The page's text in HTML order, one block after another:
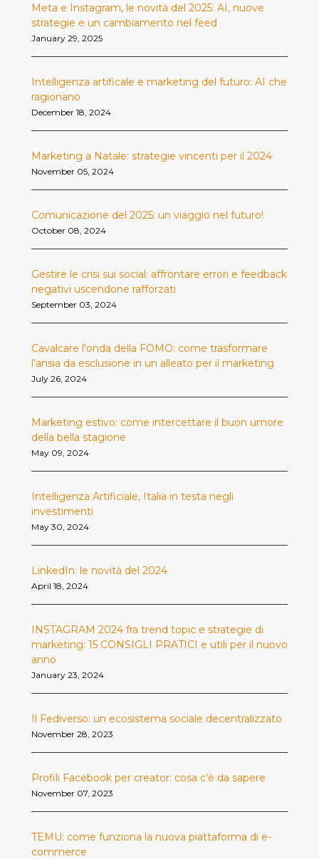
Meta e Instagram, le novità del 2025: AI, nuove
strategie e un cambiamento nel feed
January 29, 2025
Intelligenza artificale e marketing del futuro: AI che
ragionano
December 18, 2024
Marketing a Natale: strategie vincenti per il 2024
November 05, 2024
Comunicazione del 2025: un viaggio nel futuro!
October 08, 2024
Gestire le crisi sui social: affrontare errori e feedback
negativi uscendone rafforzati
September 03, 2024
Cavalcare l'onda della FOMO: come trasformare
l'ansia da esclusione in un alleato per il marketing
July 26, 2024
Marketing estivo: come intercettare il buon umore
della bella stagione
May 09, 2024
Intelligenza Artificiale, Italia in testa negli
investimenti
May 30, 2024
LinkedIn: le novità del 2024
April 18, 2024
INSTAGRAM 2024 fra trend topic e strategie di
marketing: 15 CONSIGLI PRATICI e utili per il nuovo
anno
January 23, 2024
Il Fediverso: un ecosistema sociale decentralizzato
November 28, 2023
Profili Facebook per creator: cosa c'è da sapere
November 07, 2023
TEMU: come funziona la nuova piattaforma di e-
commerce